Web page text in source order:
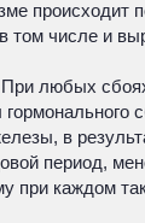
происходит
том числе и
любых
в
период,
при каждом